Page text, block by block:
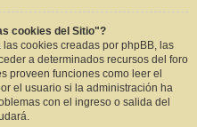
cookies del Sitio"?
cookies creadas por phpBB, las
a determinados recursos del foro
proveen funciones como leer el
el usuario si la administración ha
con el ingreso o salida del